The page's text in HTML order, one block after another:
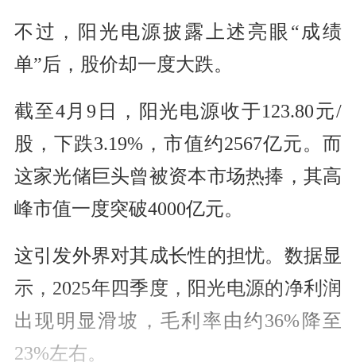
不过，阳光电源披露上述亮眼“成绩
单”后，股价却一度大跌。
截至4月9日，阳光电源收于123.80元/
股，下跌3.19%，市值约2567亿元。而
这家光储巨头曾被资本市场热捧，其高
峰市值一度突破4000亿元。
这引发外界对其成长性的担忧。数据显
示，2025年四季度，阳光电源的净利润
出现明显滑坡，毛利率由约36%降至
23%左右。